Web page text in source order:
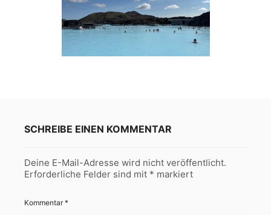
SCHREIBE EINEN KOMMENTAR
Deine E-Mail-Adresse wird nicht veröffentlicht.
Erforderliche Felder sind mit * markiert
Kommentar*